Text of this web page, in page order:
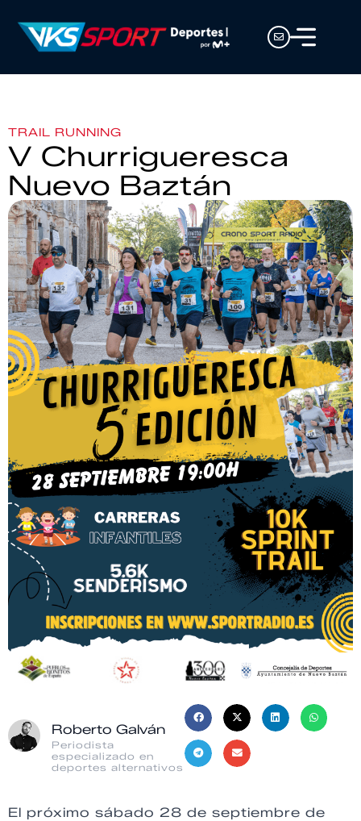
TRAIL RUNNING
V Churrigueresca
Nuevo Baztán
Roberto Galván
Periodista
especializado en
deportes alternativos
El próximo sábado 28 de septiembre de